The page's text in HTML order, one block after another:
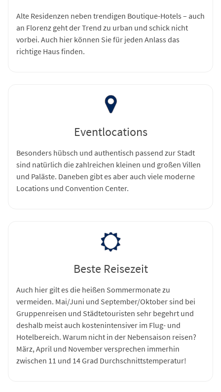
Alte Residenzen neben trendigen Boutique-Hotels – auch
an Florenz geht der Trend zu urban und schick nicht
vorbei. Auch hier können Sie für jeden Anlass das
richtige Haus finden.
Eventlocations
Besonders hübsch und authentisch passend zur Stadt
sind natürlich die zahlreichen kleinen und großen Villen
und Paläste. Daneben gibt es aber auch viele moderne
Locations und Convention Center.
Beste Reisezeit
Auch hier gilt es die heißen Sommermonate zu
vermeiden. Mai/Juni und September/Oktober sind bei
Gruppenreisen und Städtetouristen sehr begehrt und
deshalb meist auch kostenintensiver im Flug- und
Hotelbereich. Warum nicht in der Nebensaison reisen?
März, April und November versprechen immerhin
zwischen 11 und 14 Grad Durchschnittstemperatur!